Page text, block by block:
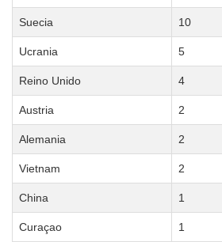
Suecia 10
Ucrania 5
Reino Unido 4
Austria 2
Alemania 2
Vietnam 2
China 1
Curaçao 1